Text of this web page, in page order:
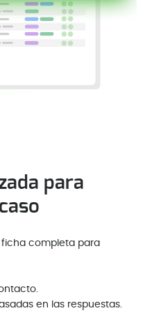
para
completa para
en las respuestas.